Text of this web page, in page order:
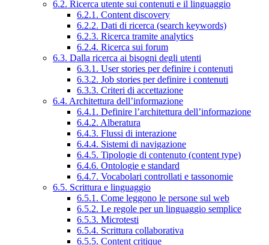
6.2. Ricerca utente sui contenuti e il linguaggio
6.2.1. Content discovery
6.2.2. Dati di ricerca (search keywords)
6.2.3. Ricerca tramite analytics
6.2.4. Ricerca sui forum
6.3. Dalla ricerca ai bisogni degli utenti
6.3.1. User stories per definire i contenuti
6.3.2. Job stories per definire i contenuti
6.3.3. Criteri di accettazione
6.4. Architettura dell’informazione
6.4.1. Definire l’architettura dell’informazione
6.4.2. Alberatura
6.4.3. Flussi di interazione
6.4.4. Sistemi di navigazione
6.4.5. Tipologie di contenuto (content type)
6.4.6. Ontologie e standard
6.4.7. Vocabolari controllati e tassonomie
6.5. Scrittura e linguaggio
6.5.1. Come leggono le persone sul web
6.5.2. Le regole per un linguaggio semplice
6.5.3. Microtesti
6.5.4. Scrittura collaborativa
6.5.5. Content critique